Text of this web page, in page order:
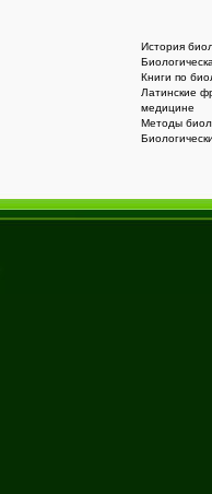
История
Книги по
Латинские
медицине
Методы